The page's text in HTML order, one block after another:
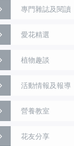
專門雜誌及閱讀
愛花精選
植物趣談
活動情報及報導
營養教室
花友分享